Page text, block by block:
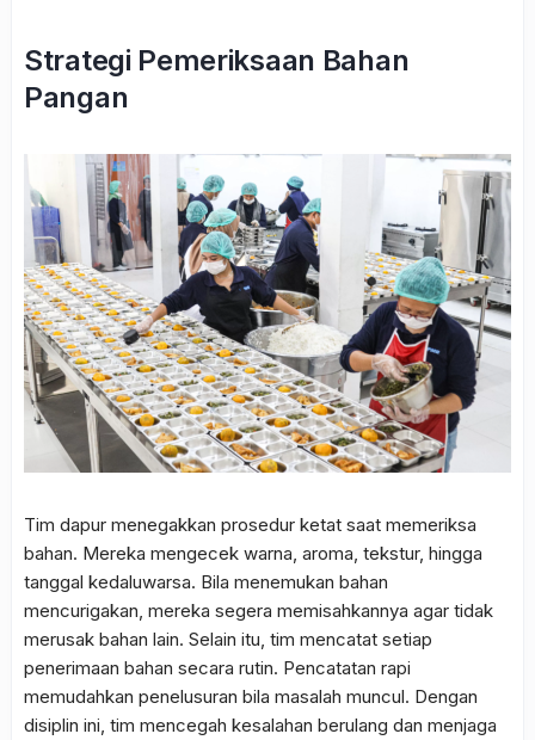
Strategi Pemeriksaan Bahan
Pangan
Tim dapur menegakkan prosedur ketat saat memeriksa
bahan. Mereka mengecek warna, aroma, tekstur, hingga
tanggal kedaluwarsa. Bila menemukan bahan
mencurigakan, mereka segera memisahkannya agar tidak
merusak bahan lain. Selain itu, tim mencatat setiap
penerimaan bahan secara rutin. Pencatatan rapi
memudahkan penelusuran bila masalah muncul. Dengan
disiplin ini, tim mencegah kesalahan berulang dan menjaga